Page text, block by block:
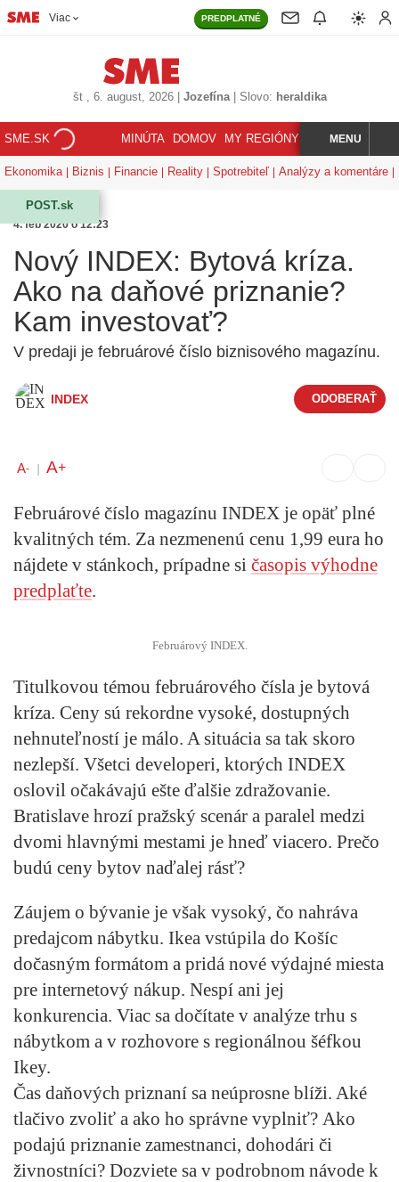
Viac PREDPLATNÉ
št, 6. august, 2026| Jozefína| Slovo: heraldika
SME.SK MINÚTA DOMOV MY REGIÓNY KORZÁR
HĽADAJMENU
Ekonomika Biznis Financie Reality Spotrebiteľ Analýzy a komentáre
POST.sk
4. feb 2020 o 12:23
Nový INDEX: Bytová kríza.
Ako na daňové priznanie?
Kam investovať?
V predaji je februárové číslo biznisového magazínu.
INDEX
A- A+
Februárové číslo magazínu INDEX je opäť plné
kvalitných tém. Za nezmenenú cenu 1,99 eura ho
nájdete v stánkoch, prípadne si časopis výhodne
predplaťte.
Februárový INDEX.
Titulkovou témou februárového čísla je bytová
kríza. Ceny sú rekordne vysoké, dostupných
nehnuteľností je málo. A situácia sa tak skoro
nezlepší. Všetci developeri, ktorých INDEX
oslovil očakávajú ešte ďalšie zdražovanie.
Bratislave hrozí pražský scenár a paralel medzi
dvomi hlavnými mestami je hneď viacero. Prečo
budú ceny bytov naďalej rásť?
Záujem o bývanie je však vysoký, čo nahráva
predajcom nábytku. Ikea vstúpila do Košíc
dočasným formátom a pridá nové výdajné miesta
pre internetový nákup. Nespí ani jej
konkurencia. Viac sa dočítate v analýze trhu s
nábytkom a v rozhovore s regionálnou šéfkou
Ikey.
Čas daňových priznaní sa neúprosne blíži. Aké
tlačivo zvoliť a ako ho správne vyplniť? Ako
podajú priznanie zamestnanci, dohodári či
živnostníci? Dozviete sa v podrobnom návode k